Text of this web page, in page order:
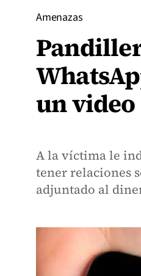
Amenazas
un
A la víctima le
tener relaciones
adjuntado al